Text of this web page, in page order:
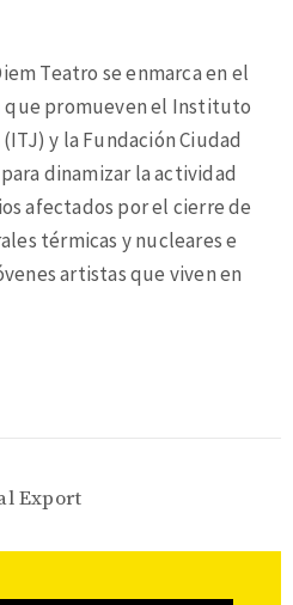
Teatro se enmarca en el
que promueven el Instituto
y la Fundación Ciudad
dinamizar la actividad
afectados por el cierre de
térmicas y nucleares e
artistas que viven en
Export